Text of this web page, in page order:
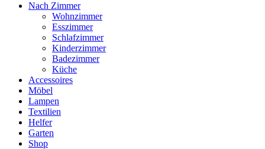
Nach Zimmer
Wohnzimmer
Esszimmer
Schlafzimmer
Kinderzimmer
Badezimmer
Küche
Accessoires
Möbel
Lampen
Textilien
Helfer
Garten
Shop